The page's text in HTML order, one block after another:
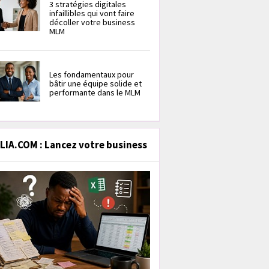
3 stratégies digitales
infaillibles qui vont faire
décoller votre business
MLM
Les fondamentaux pour
bâtir une équipe solide et
performante dans le MLM
: Lancez votre business